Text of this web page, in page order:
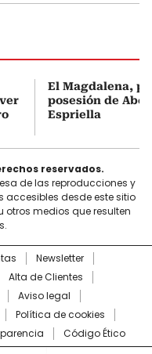
El Magdalena,
posesión de
Espriella
reservados.
de las reproducciones y
accesibles desde este sitio
medios que resulten
Newsletter
Alta de Clientes
Aviso legal
Política de cookies
Código Ético